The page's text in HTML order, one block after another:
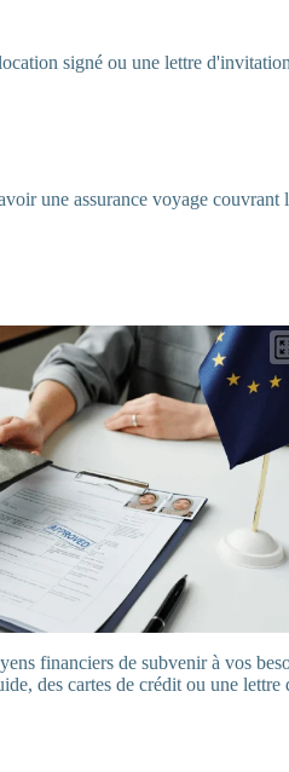
signé ou une lettre
une assurance voyage couvrant
financiers de subvenir à vos
des cartes de crédit ou une lettre